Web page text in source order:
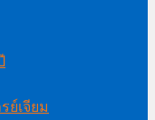
ย์เจียม